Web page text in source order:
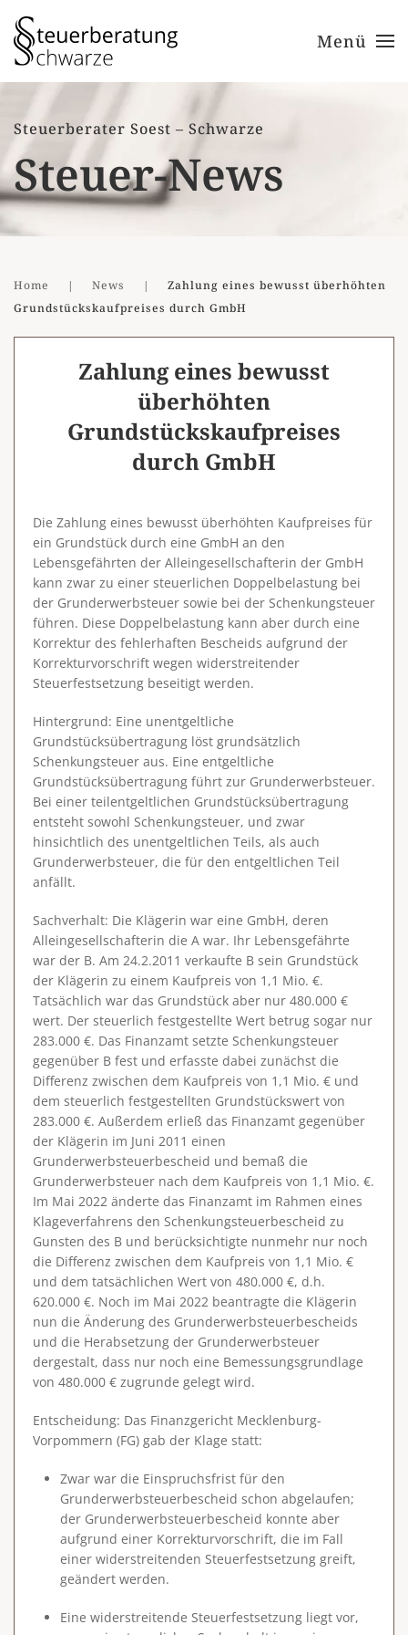
Zum Hauptinhalt springen Menü
Steuerberater Soest – Schwarze
Steuer-News
Home News
Zahlung eines bewusst überhöhten
Grundstückskaufpreises durch GmbH
Zahlung eines bewusst
überhöhten
Grundstückskaufpreises
durch GmbH
Die Zahlung eines bewusst überhöhten Kaufpreises für
ein Grundstück durch eine GmbH an den
Lebensgefährten der Alleingesellschafterin der GmbH
kann zwar zu einer steuerlichen Doppelbelastung bei
der Grunderwerbsteuer sowie bei der Schenkungsteuer
führen. Diese Doppelbelastung kann aber durch eine
Korrektur des fehlerhaften Bescheids aufgrund der
Korrekturvorschrift wegen widerstreitender
Steuerfestsetzung beseitigt werden.
Hintergrund: Eine unentgeltliche
Grundstücksübertragung löst grundsätzlich
Schenkungsteuer aus. Eine entgeltliche
Grundstücksübertragung führt zur Grunderwerbsteuer.
Bei einer teilentgeltlichen Grundstücksübertragung
entsteht sowohl Schenkungsteuer, und zwar
hinsichtlich des unentgeltlichen Teils, als auch
Grunderwerbsteuer, die für den entgeltlichen Teil
anfällt.
Sachverhalt: Die Klägerin war eine GmbH, deren
Alleingesellschafterin die A war. Ihr Lebensgefährte
war der B. Am 24.2.2011 verkaufte B sein Grundstück
der Klägerin zu einem Kaufpreis von 1,1 Mio. €.
Tatsächlich war das Grundstück aber nur 480.000 €
wert. Der steuerlich festgestellte Wert betrug sogar nur
283.000 €. Das Finanzamt setzte Schenkungsteuer
gegenüber B fest und erfasste dabei zunächst die
Differenz zwischen dem Kaufpreis von 1,1 Mio. € und
dem steuerlich festgestellten Grundstückswert von
283.000 €. Außerdem erließ das Finanzamt gegenüber
der Klägerin im Juni 2011 einen
Grunderwerbsteuerbescheid und bemaß die
Grunderwerbsteuer nach dem Kaufpreis von 1,1 Mio. €.
Im Mai 2022 änderte das Finanzamt im Rahmen eines
Klageverfahrens den Schenkungsteuerbescheid zu
Gunsten des B und berücksichtigte nunmehr nur noch
die Differenz zwischen dem Kaufpreis von 1,1 Mio. €
und dem tatsächlichen Wert von 480.000 €, d.h.
620.000 €. Noch im Mai 2022 beantragte die Klägerin
nun die Änderung des Grunderwerbsteuerbescheids
und die Herabsetzung der Grunderwerbsteuer
dergestalt, dass nur noch eine Bemessungsgrundlage
von 480.000 € zugrunde gelegt wird.
Entscheidung: Das Finanzgericht Mecklenburg-
Vorpommern (FG) gab der Klage statt:
Zwar war die Einspruchsfrist für den
Grunderwerbsteuerbescheid schon abgelaufen;
der Grunderwerbsteuerbescheid konnte aber
aufgrund einer Korrekturvorschrift, die im Fall
einer widerstreitenden Steuerfestsetzung greift,
geändert werden.
Eine widerstreitende Steuerfestsetzung liegt vor,